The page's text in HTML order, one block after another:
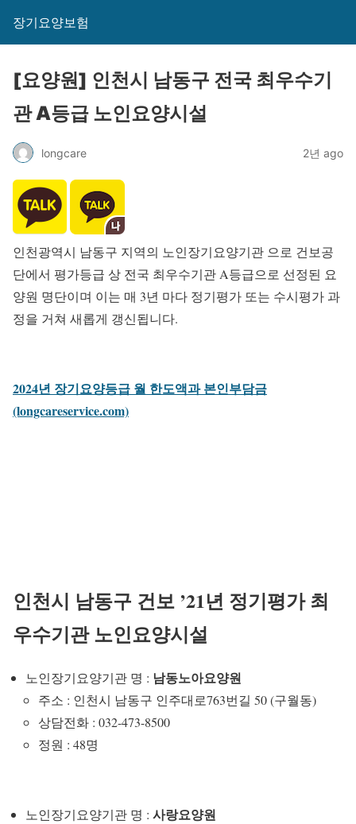
장기요양보험
[요양원] 인천시 남동구 전국 최우수기
관 A등급 노인요양시설
longcare 2년 ago
인천광역시 남동구 지역의 노인장기요양기관 으로 건보공
단에서 평가등급 상 전국 최우수기관 A등급으로 선정된 요
양원 명단이며 이는 매 3년 마다 정기평가 또는 수시평가 과
정을 거쳐 새롭게 갱신됩니다.
2024년 장기요양등급 월 한도액과 본인부담금
(longcareservice.com)
인천시 남동구 건보 ’21년 정기평가 최
우수기관 노인요양시설
노인장기요양기관 명 : 남동노아요양원
주소 : 인천시 남동구 인주대로763번길 50 (구월동)
상담전화 : 032-473-8500
정원 : 48명
노인장기요양기관 명 : 사랑요양원